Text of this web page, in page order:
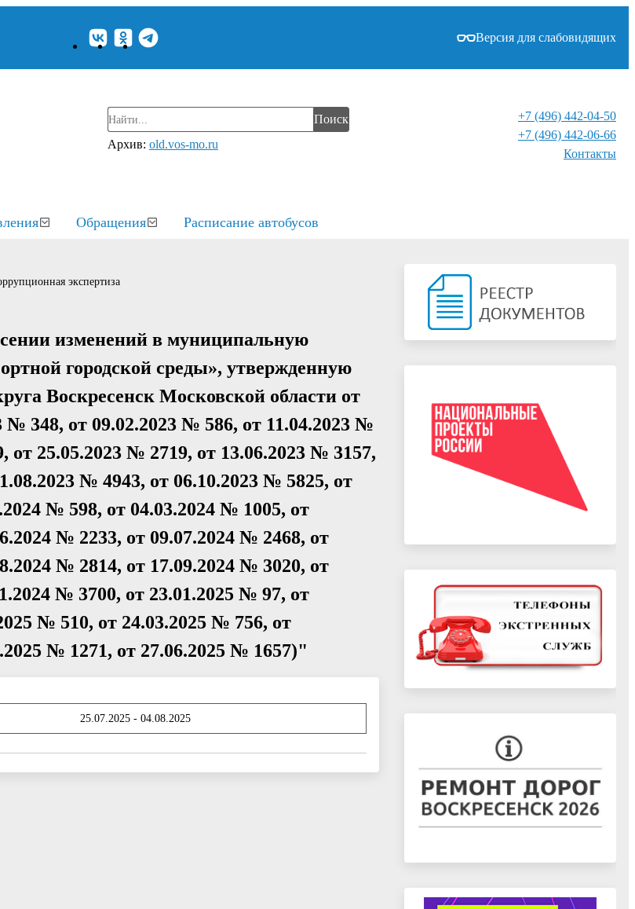
Версия для слабовидящих
Поиск
Архив: old.vos-mo.ru
+7 (496) 442-04-50
+7 (496) 442-06-66
Контакты⁠
Обращения Расписание автобусов
экспертиза
изменений в муниципальную
городской среды», утвержденную
Воскресенск Московской области от
348, от 09.02.2023 № 586, от 11.04.2023 №
от 25.05.2023 № 2719, от 13.06.2023 № 3157,
№ 4943, от 06.10.2023 № 5825, от
№ 598, от 04.03.2024 № 1005, от
№ 2233, от 09.07.2024 № 2468, от
№ 2814, от 17.09.2024 № 3020, от
№ 3700, от 23.01.2025 № 97, от
№ 510, от 24.03.2025 № 756, от
№ 1271, от 27.06.2025 № 1657)"
25.07.2025 - 04.08.2025